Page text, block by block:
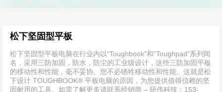
松下坚固型平板
松下坚固型平板电脑在行业内以“Toughbook”和“Toughpad”系列闻
名，采用三防加固，防水，防尘的工业级设计，这些三防加固平板
的移动性和性能，毫不妥协。您不必牺牲移动性和性能。这就是松
下设计 TOUGHBOOK® 平板电脑的原因，为您提供值得信赖的坚
固耐用的工具。如需了解更多请联系经销商 – 研伟科技：153-